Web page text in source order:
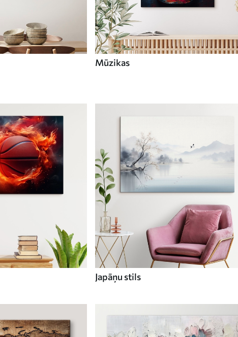
Mūzikas
Japāņu stils